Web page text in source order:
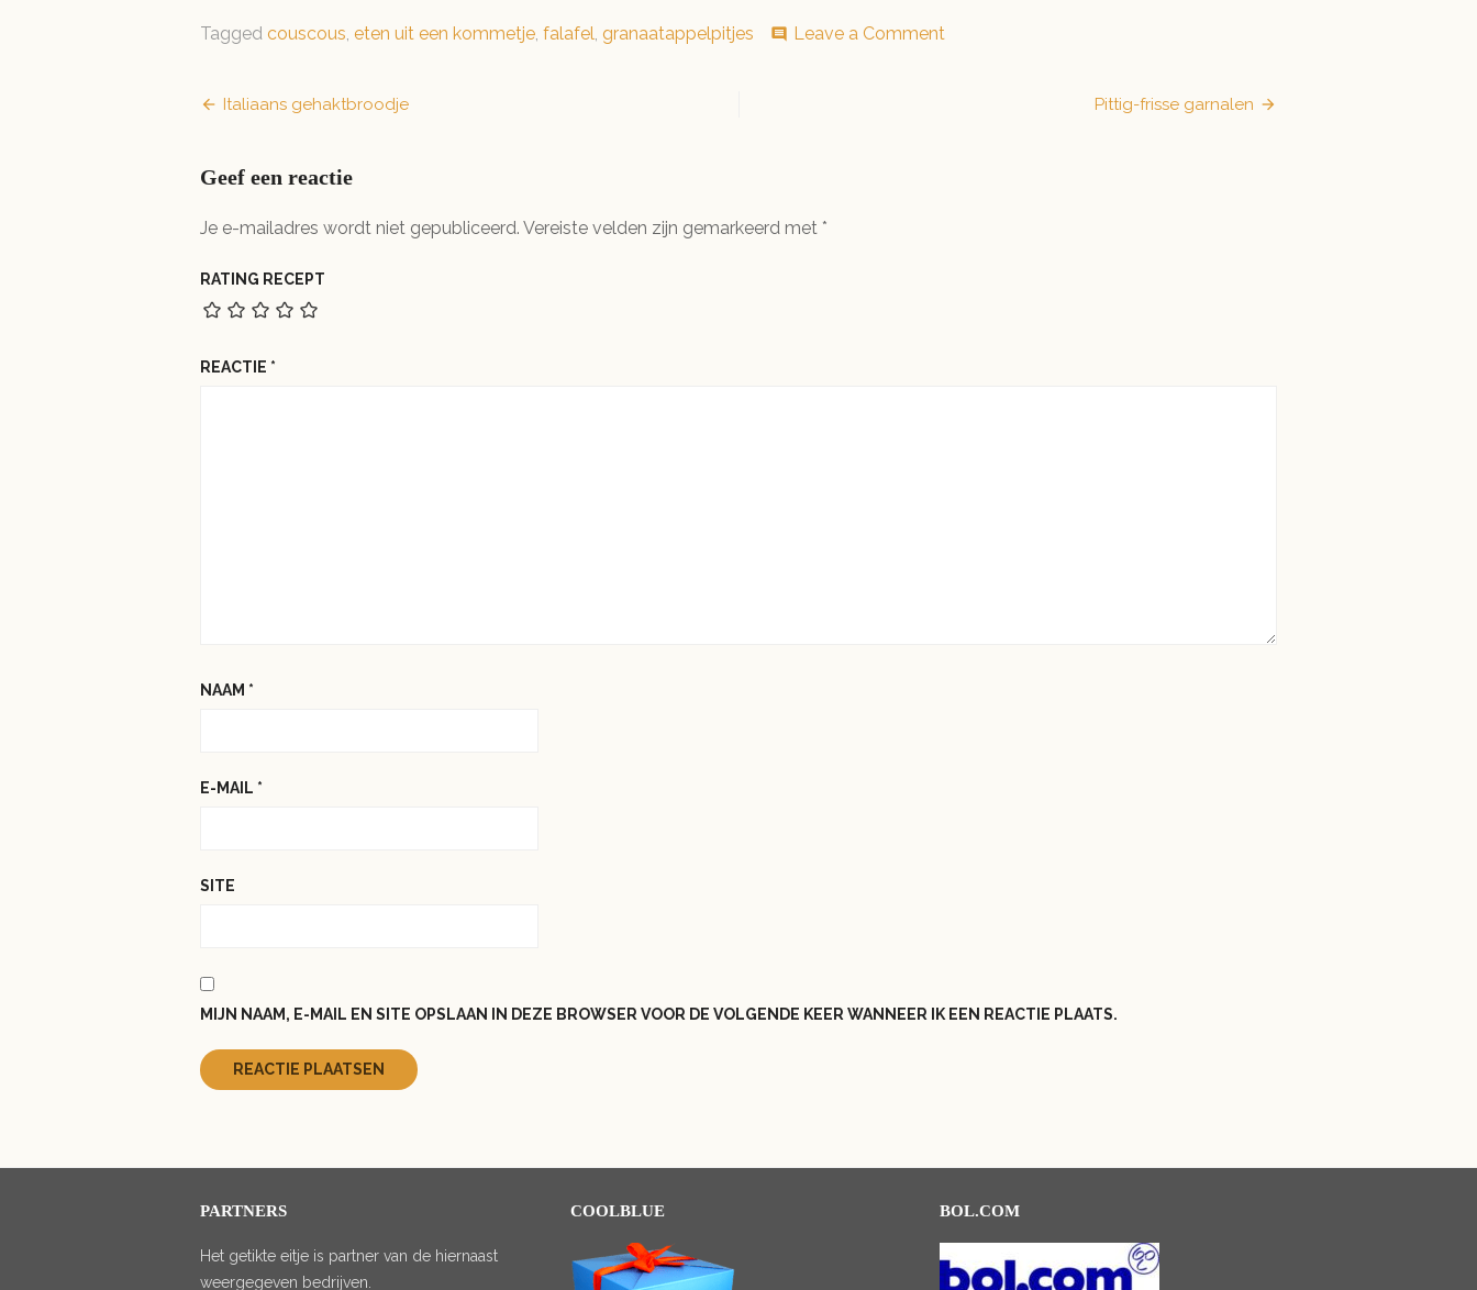
Tagged couscous eten uit een kommetje falafel granaatappelpitjes comment Leave a Comment
Bericht
Italiaans gehaktbroodje Pittig-frisse garnalen
Geef een reactie
Je e-mailadres wordt niet gepubliceerd. Vereiste velden zijn gemarkeerd met *
RATING RECEPT
REACTIE *
NAAM *
E-MAIL *
SITE
MIJN NAAM, E-MAIL EN SITE OPSLAAN IN DEZE BROWSER VOOR DE VOLGENDE KEER WANNEER IK EEN REACTIE PLAATS.
PARTNERS
Het getikte eitje is partner van de hiernaast
weergegeven bedrijven.
COOLBLUE BOL.COM